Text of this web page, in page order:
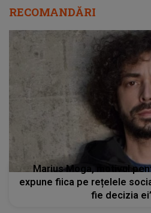
RECOMANDĂRI
Marius Moga, motivul
expune fiica pe rețelele
fie decizia